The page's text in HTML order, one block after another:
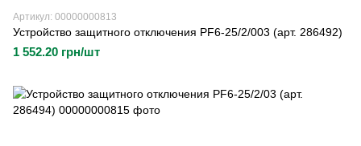
Артикул: 00000000813
Устройство защитного отключения PF6-25/2/003 (арт. 286492)
1 552.20 грн/шт